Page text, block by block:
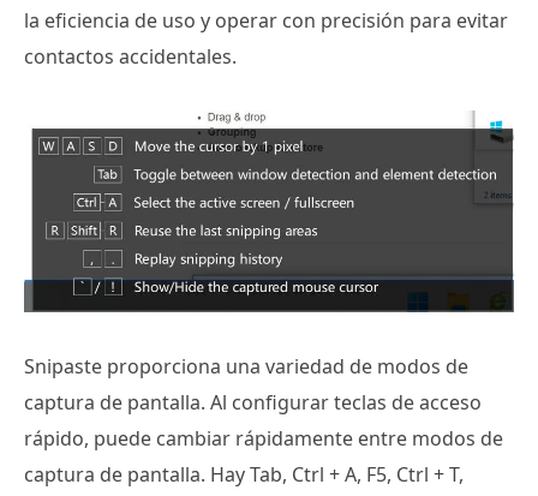
la eficiencia de uso y operar con precisión para evitar
contactos accidentales.
Snipaste proporciona una variedad de modos de
captura de pantalla. Al configurar teclas de acceso
rápido, puede cambiar rápidamente entre modos de
captura de pantalla. Hay Tab, Ctrl + A, F5, Ctrl + T,